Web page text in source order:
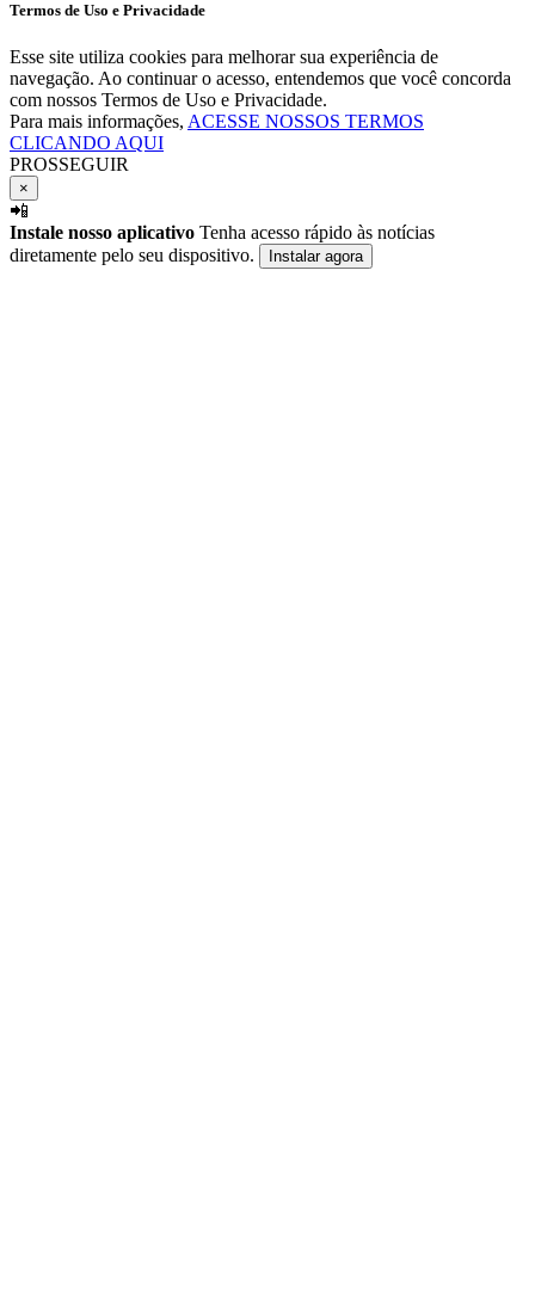
Termos de Uso e Privacidade
Esse site utiliza cookies para melhorar sua experiência de
navegação. Ao continuar o acesso, entendemos que você concorda
com nossos Termos de Uso e Privacidade.
Para mais informações, ACESSE NOSSOS TERMOS
CLICANDO AQUI
PROSSEGUIR
×
📲
Instale nosso aplicativo Tenha acesso rápido às notícias
diretamente pelo seu dispositivo.
Instalar agora